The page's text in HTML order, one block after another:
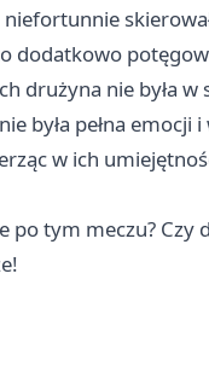
dodatkowo
drużyna nie była
była pełna emocji
w ich
po tym meczu? Czy